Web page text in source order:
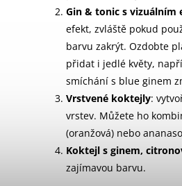
Gin & tonic s vizuálním
efekt, zvláště pokud
barvu zakrýt. Ozdobte
přidat i jedlé květy,
smíchání s blue ginem
Vrstvené koktejly:
vrstev. Můžete ho
(oranžová) nebo
Koktejl s ginem,
zajímavou barvu.